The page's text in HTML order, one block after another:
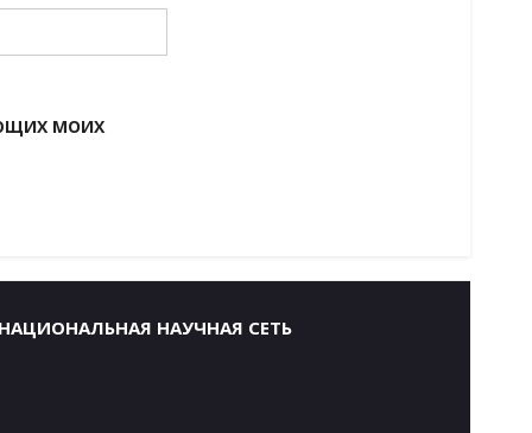
МОИХ
НАЦИОНАЛЬНАЯ НАУЧНАЯ СЕТЬ